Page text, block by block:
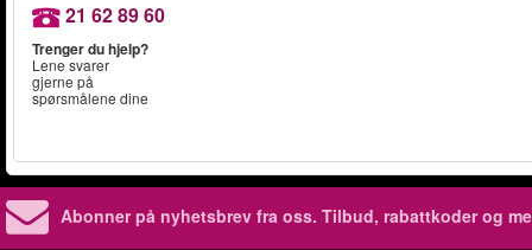
21 62 89 60
Trenger du hjelp?
Lene svarer
gjerne på
spørsmålene dine
Abonner på nyhetsbrev fra oss. Tilbud, rabattkoder og